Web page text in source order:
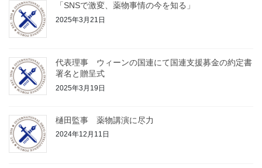
「SNSで激変、薬物事情の今を知る」
2025年3月21日
代表理事 ウィーンの国連にて国連支援募金の約定書
署名と贈呈式
2025年3月19日
樋田監事 薬物講演に尽力
2024年12月11日